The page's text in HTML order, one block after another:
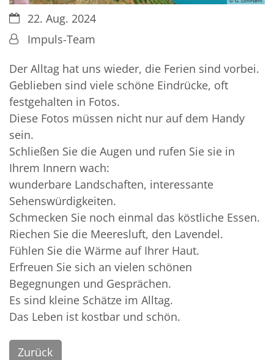
Datum:22. Aug. 2024
Von:Impuls-Team
Der Alltag hat uns wieder, die Ferien sind vorbei.
Geblieben sind viele schöne Eindrücke, oft
festgehalten in Fotos.
Diese Fotos müssen nicht nur auf dem Handy
sein.
Schließen Sie die Augen und rufen Sie sie in
Ihrem Innern wach:
wunderbare Landschaften, interessante
Sehenswürdigkeiten.
Schmecken Sie noch einmal das köstliche Essen.
Riechen Sie die Meeresluft, den Lavendel.
Fühlen Sie die Wärme auf Ihrer Haut.
Erfreuen Sie sich an vielen schönen
Begegnungen und Gesprächen.
Es sind kleine Schätze im Alltag.
Das Leben ist kostbar und schön.
Zurück